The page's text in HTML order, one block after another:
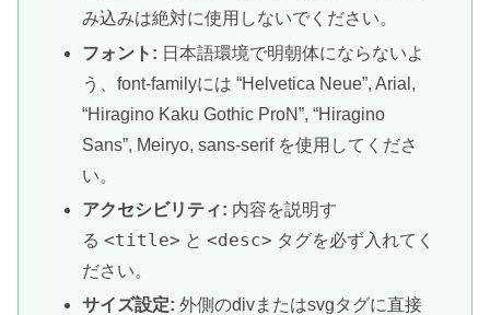
み込みは絶対に使用しないでください。
フォント: 日本語環境で明朝体にならないよ
う、font-familyには “Helvetica Neue”, Arial,
“Hiragino Kaku Gothic ProN”, “Hiragino
Sans”, Meiryo, sans-serif を使用してくださ
い。
アクセシビリティ: 内容を説明す
る <title> と <desc> タグを必ず入れてく
ださい。
サイズ設定: 外側のdivまたはsvgタグに直接